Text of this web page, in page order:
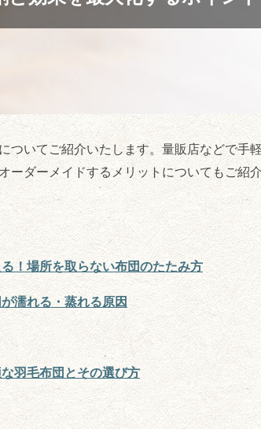
ついてご紹介いたします。量販店などで手
ーダーメイドするメリットについてもご紹
！場所を取らない布団のたたみ方
濡れる・蒸れる原因
羽毛布団とその選び方